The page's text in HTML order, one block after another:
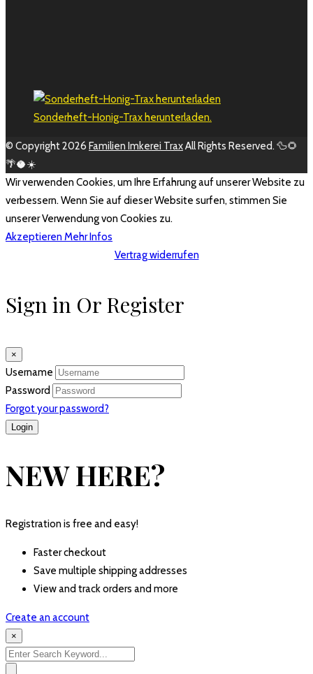
Sonderheft-Honig-Trax herunterladen.
© Copyright 2026 Familien Imkerei TraxAll Rights Reserved. 🦆🌻
🌴🥥☀️
Wir verwenden Cookies, um Ihre Erfahrung auf unserer Website zu
verbessern. Wenn Sie auf dieser Website surfen, stimmen Sie
unserer Verwendung von Cookies zu.
AkzeptierenMehr Infos
Vertrag widerrufen
Sign in Or Register
×
Username
Password
Forgot your password?
NEW HERE?
Registration is free and easy!
Faster checkout
Save multiple shipping addresses
View and track orders and more
Create an account
×
Search